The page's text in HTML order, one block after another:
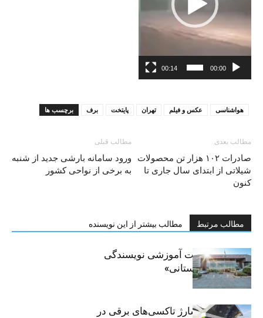
00:00
00:14
برچسب ها برف پایتخت تهران عکس و فیلم هواشناسی
مطالب قبلی
ورود سامانه بارشی جدید از شنبه
به برخی از نواحی کشور
مطالب بعدی
صادرات ۱۰۲ هزار تن محصولات
شیلاتی از ابتدای سال جاری تا
کنون
مطالب مرتبط مطالب بیشتر از این نویسنده
برگزاری جلسات آموزشی نویسندگی
«زندگی‌نامه داستانی»
توسعه شبکه شارژ تاکسی‌های برقی در